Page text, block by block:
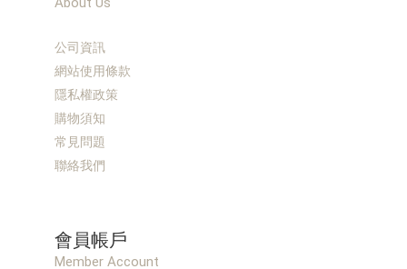
公司資訊
網站使用條款
隱私權政策
購物須知
常見問題
聯絡我們
會員帳戶
Member Account